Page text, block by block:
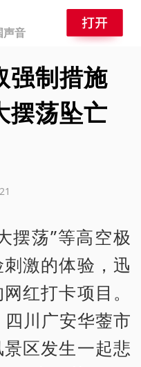
声音
强制措施
摆荡坠亡
摆荡”等高空极
激的体验，迅
红打卡项目。
川广安华蓥市
区发生一起悲